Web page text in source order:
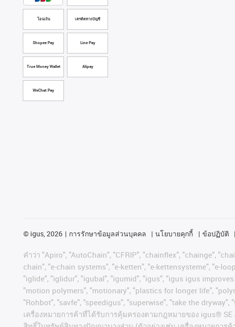
โอนเงิน เครดิตทางบัญชี
Shopee Pay Line Pay
True Money Wallet Alipay
WeChat Pay
© igus, 2026 การรักษาข้อมูลส่วนบุคคล นโยบายคุกกี้ ข้อปฏิบัติ
คําว่า "Apiro", "AutoChain", "CFRIP", "chainflex", "chainge",
chain", "e-chain systems", "e-ketten", "e-kettensysteme", "e-
"iglide", "iglidur", "igubal", "igumid", "igus", "igus igus
"motion polymers", "motionary", "plastics for longer life",
"Rohbot", "savfe", "speedigus", "superwise", "take the
เครื่องหมายการค้าที่ได้รับการคุ้มครองตามกฎหมายของ igus® SE